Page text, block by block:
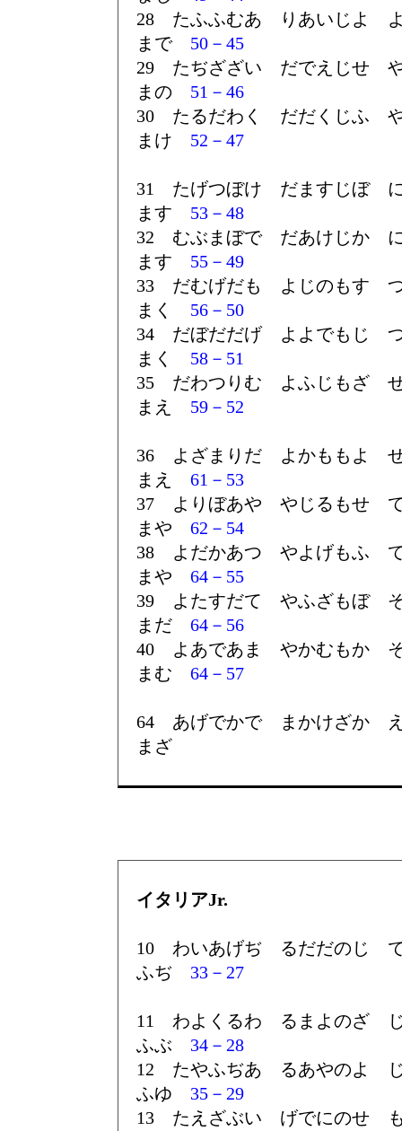
28 たふふむあ りあいじよ
まで 50－45
29 たぢざざい だでえじせ
まの 51－46
30 たるだわく だだくじふ
まけ 52－47
31 たげつぼけ だますじぼ
ます 53－48
32 むぶまぼで だあけじか
ます 55－49
33 だむげだも よじのもす
まく 56－50
34 だぼだだげ よよでもじ
まく 58－51
35 だわつりむ よふじもざ
まえ 59－52
36 よざまりだ よかももよ
まえ 61－53
37 よりぼあや やじるもせ
まや 62－54
38 よだかあつ やよげもふ
まや 64－55
39 よたすだて やふざもぼ
まだ 64－56
40 よあであま やかむもか
まむ 64－57
64 あげでかで まかけざか
まざ
イタリアJr.
10 わいあげぢ るだだのじ
ふぢ 33－27
11 わよくるわ るまよのざ
ふぶ 34－28
12 たやふぢあ るあやのよ
ふゆ 35－29
13 たえざぶい げでにのせ